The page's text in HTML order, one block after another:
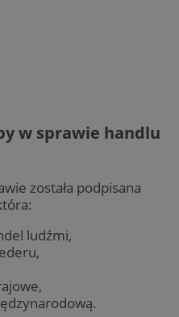
w sprawie handlu
została podpisana
ludźmi,